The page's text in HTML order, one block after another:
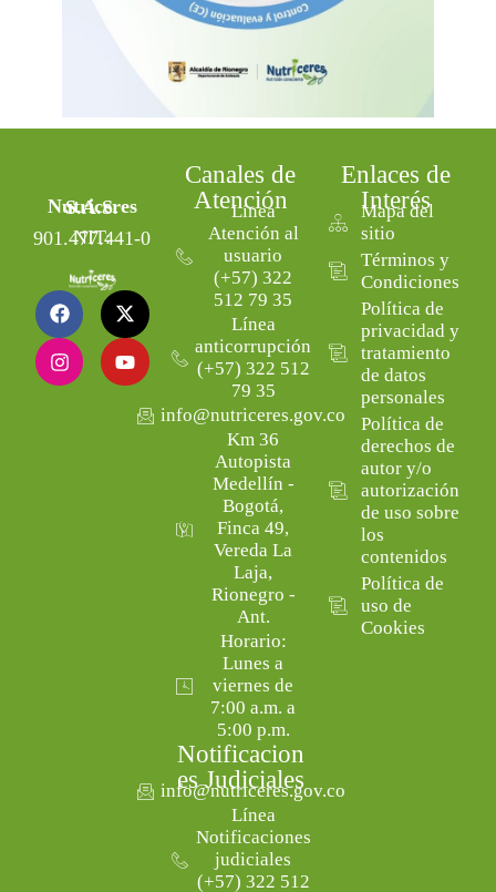
Nutriceres S.A.S.
NIT: 901.477.441-0
Canales de
Atención
Línea
Atención al
usuario
(+57) 322
512 79 35
Línea
anticorrupción
(+57) 322 512
79 35
info@nutriceres.gov.co
Km 36
Autopista
Medellín -
Bogotá,
Finca 49,
Vereda La
Laja,
Rionegro -
Ant.
Horario:
Lunes a
viernes de
7:00 a.m. a
5:00 p.m.
Notificacion
es Judiciales
info@nutriceres.gov.co
Línea
Notificaciones
judiciales
(+57) 322 512
Enlaces de
Interés
Mapa del
sitio
Términos y
Condiciones
Política de
privacidad y
tratamiento
de datos
personales
Política de
derechos de
autor y/o
autorización
de uso sobre
los
contenidos
Política de
uso de
Cookies